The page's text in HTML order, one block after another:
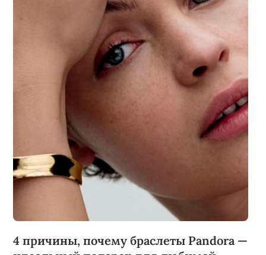
4 причины, почему браслеты Pandora —